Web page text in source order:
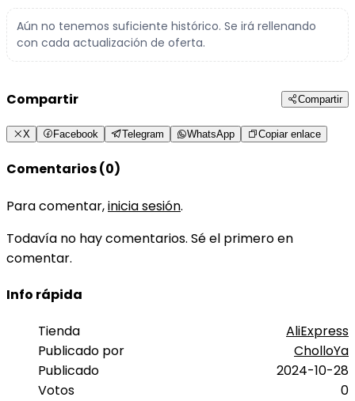
Aún no tenemos suficiente histórico. Se irá rellenando
con cada actualización de oferta.
Compartir Compartir
X Facebook Telegram WhatsApp Copiar enlace
Comentarios (0)
Para comentar,inicia sesión.
Todavía no hay comentarios. Sé el primero en
comentar.
Info rápida
Tienda
AliExpress
Publicado por
CholloYa
Publicado
2024-10-28
Votos
0